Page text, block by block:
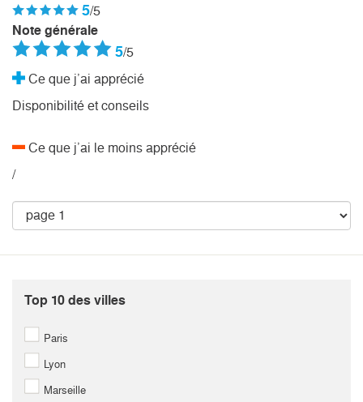
5/5
Note générale
5/5
Ce que j’ai apprécié
Disponibilité et conseils
Ce que j’ai le moins apprécié
/
Top 10 des villes
Paris
Lyon
Marseille